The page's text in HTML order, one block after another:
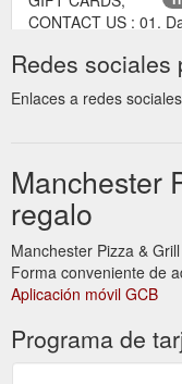
CONTACT US : 01.
From The Sea: 07.
Oven Grinders 12.
GIFT CARDS;
CONTACT US :
Manchester Grill can
receptions to
the Manchester Grill
reviews! 01. Buffet
http://
Redes sociales
Enlaces a redes
Manchester
regalo
Manchester Pizza &
Forma conveniente de
Aplicación móvil GCB
Programa de